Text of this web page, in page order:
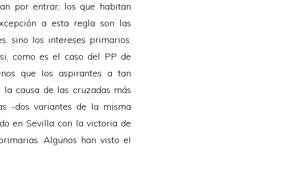
por entrar; los que habitan
a esta regla son las
sino los intereses primarios.
como es el caso del PP de
que los aspirantes a tan
causa de las cruzadas más
-dos variantes de la misma
en Sevilla con la victoria de
Algunos han visto el